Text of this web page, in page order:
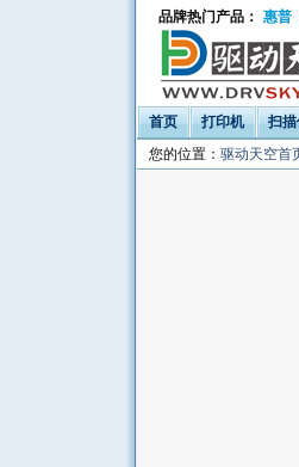
品牌热门产品： 惠普
首页 打印机 扫
您的位置： 驱动天空首